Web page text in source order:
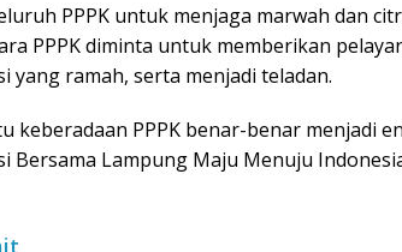
PPPK untuk menjaga marwah dan
PPPK diminta untuk memberikan
yang ramah, serta menjadi teladan.
keberadaan PPPK benar-benar menjadi
Bersama Lampung Maju Menuju